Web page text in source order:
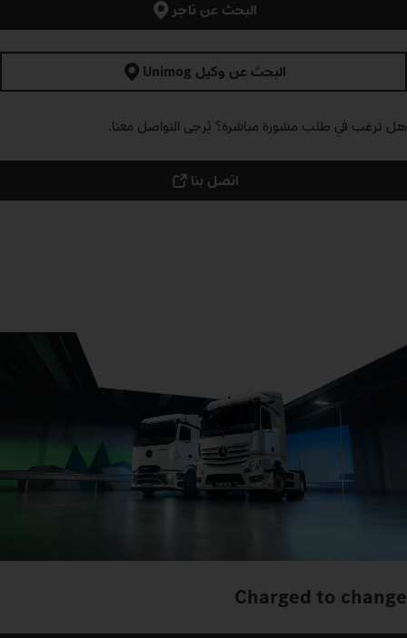
البحث عن تاجر
البحث عن وكيل Unimog
هل ترغب في طلب مشورة مباشرة؟ يُرجى التواصل معنا.
اتصل بنا
Charged to change